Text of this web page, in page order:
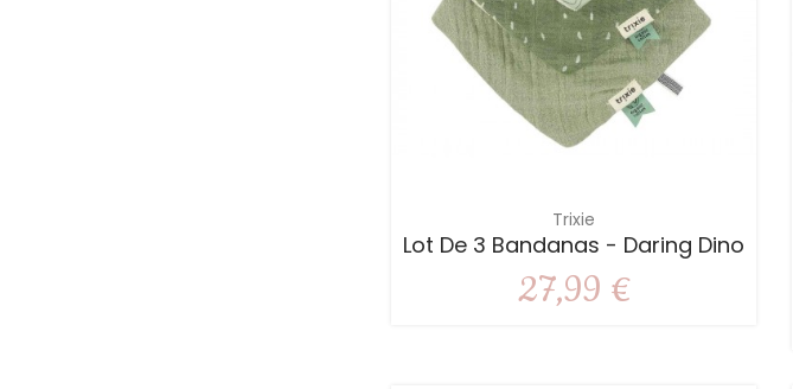
Trixie
Lot De 3 Bandanas - Daring Dino
27,99 €